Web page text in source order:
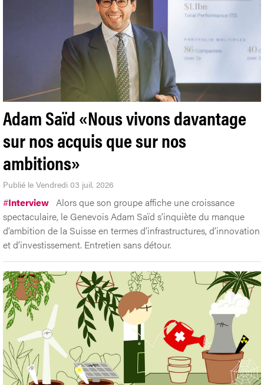
Adam Saïd «Nous vivons davantage
sur nos acquis que sur nos
ambitions»
Publié le Vendredi 03 juil. 2026
#Interview Alors que son groupe affiche une croissance
spectaculaire, le Genevois Adam Saïd s’inquiète du manque
d’ambition de la Suisse en termes d’infrastructures, d’innovation
et d’investissement. Entretien sans détour.